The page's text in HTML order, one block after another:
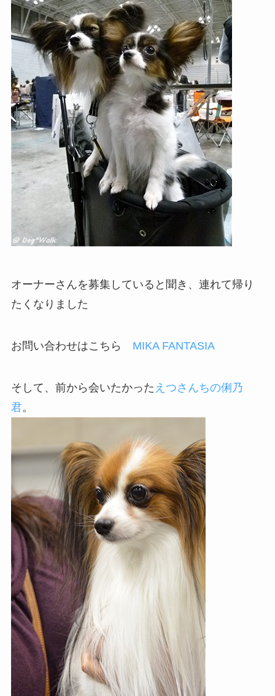
オーナーさんを募集していると聞き、連れて帰り
たくなりました
お問い合わせはこちら MIKA FANTASIA
そして、前から会いたかった えつさんちの俐乃
君。